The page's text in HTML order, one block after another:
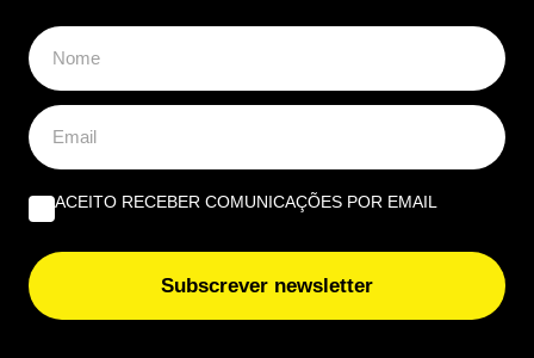
“Trabalhei desde os 14 anos e com 46
anos de descontos tiraram‑me 18% da
pensão”: homem despedido aos 60 foi
ACEITO RECEBER COMUNICAÇÕES POR EMAIL
Subscrever newsletter